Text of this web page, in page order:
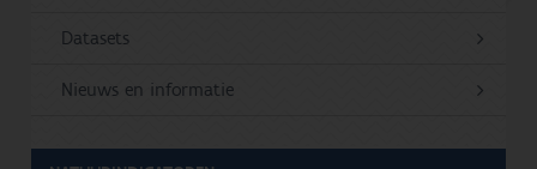
Datasets
Nieuws en informatie